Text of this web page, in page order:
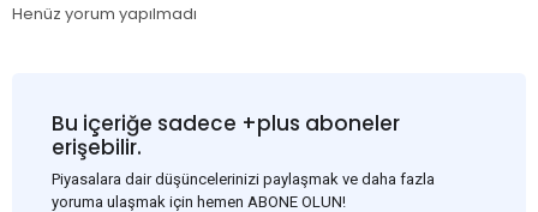
Henüz yorum yapılmadı
Bu içeriğe sadece +plus aboneler
erişebilir.
Piyasalara dair düşüncelerinizi paylaşmak ve daha fazla
yoruma ulaşmak için hemen ABONE OLUN!